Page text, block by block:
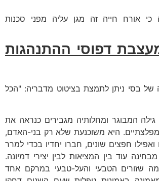
כי אורח חייה זה מגן עליה מפני סכנות
דפוסי ההתנהגות
בסי ניתן לתמצת בציטוט מדבריה: "הכל
גילה המבוגר ומחלותיה מגבירים כנראה את
היא משוכנעת שלא רק בני-האדם,
חפצים שונים, חברו יחדיו בכדי למרר
עוד בין המציאות לבין יצירי דמיונה.
שזורים הטבעי והעל-טבעי במרקם אחד